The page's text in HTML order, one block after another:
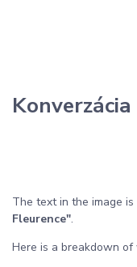
The text in the image is
Fleurence".
Here is a breakdown